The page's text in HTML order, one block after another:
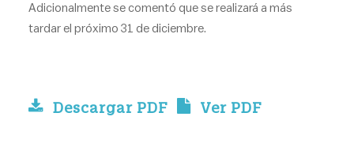
Adicionalmente se comentó que se realizará a más
tardar el próximo 31 de diciembre.
Descargar PDF Ver PDF